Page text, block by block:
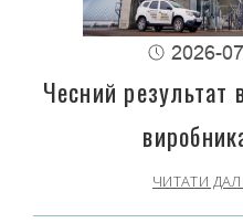
2026-
Чесний результат
ЧИТАТИ ДАЛІ